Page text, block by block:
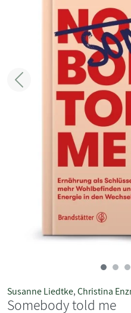
Zurück
Susanne Liedtke,Christina
Somebody told me